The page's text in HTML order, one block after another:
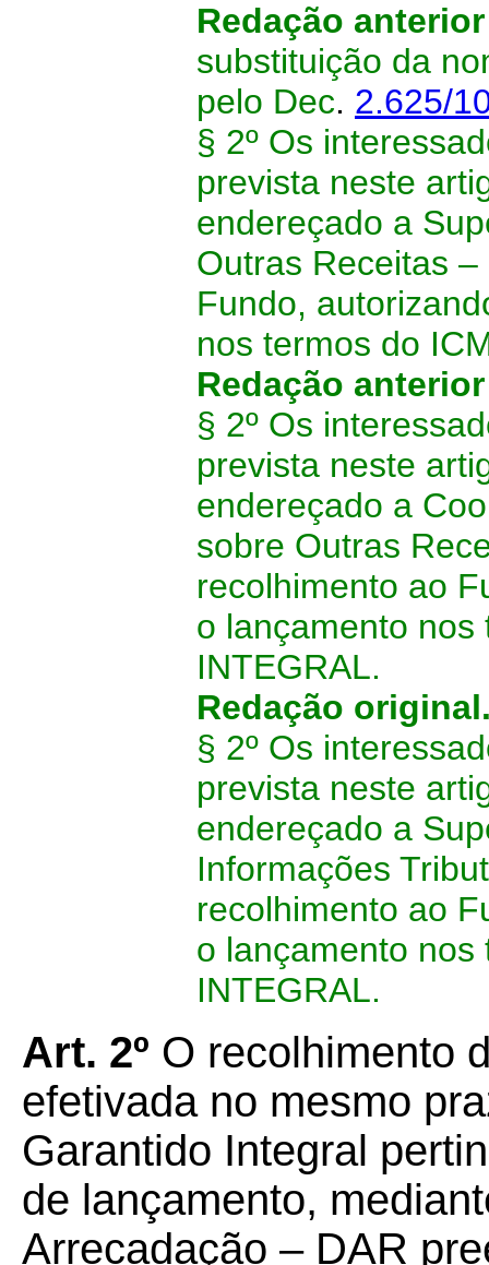
Redação
substituição da
pelo Dec. 2.625/
§ 2º Os
prevista neste
endereçado a
Outras Receitas
Fundo,
nos termos do
Redação
§ 2º Os
prevista neste
endereçado a
sobre Outras
recolhimento ao
o lançamento nos
INTEGRAL.
Redação
§ 2º Os
prevista neste
endereçado a
Informações
recolhimento ao
o lançamento nos
INTEGRAL.
Art. 2º O recolhimento
efetivada no mesmo
Garantido Integral
de lançamento,
Arrecadação – DAR